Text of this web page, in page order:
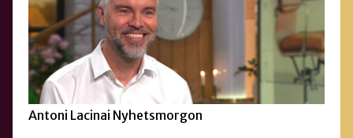
Antoni Lacinai Nyhetsmorgon